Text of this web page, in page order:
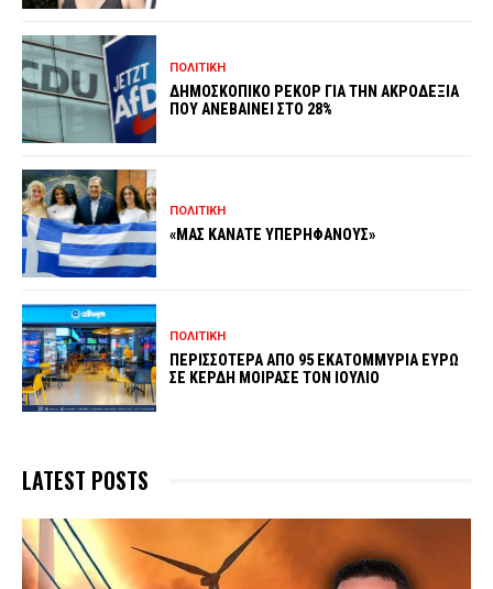
ΠΟΛΙΤΙΚΗ
ΔΗΜΟΣΚΟΠΙΚΟ ΡΕΚΟΡ ΓΙΑ ΤΗΝ ΑΚΡΟΔΕΞΙΑ
ΠΟΥ ΑΝΕΒΑΙΝΕΙ ΣΤΟ 28%
ΠΟΛΙΤΙΚΗ
«ΜΑΣ ΚΑΝΑΤΕ ΥΠΕΡΗΦΑΝΟΥΣ»
ΠΟΛΙΤΙΚΗ
ΠΕΡΙΣΣΟΤΕΡΑ ΑΠΟ 95 ΕΚΑΤΟΜΜΥΡΙΑ ΕΥΡΩ
ΣΕ ΚΕΡΔΗ ΜΟΙΡΑΣΕ ΤΟΝ ΙΟΥΛΙΟ
LATEST POSTS